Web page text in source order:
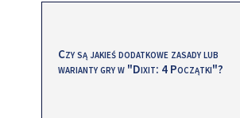
Czy są jakieś dodatkowe zasady lub
warianty gry w "Dixit: 4 Początki"?